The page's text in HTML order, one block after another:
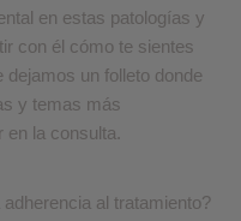
en estas patologías y
con él cómo te sientes
un folleto donde
y temas más
en la consulta.
al tratamiento?